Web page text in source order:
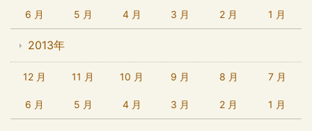
6 月 5 月 4 月 3 月 2 月 1 月
2013年
12 月 11 月 10 月 9 月 8 月 7 月
6 月 5 月 4 月 3 月 2 月 1 月